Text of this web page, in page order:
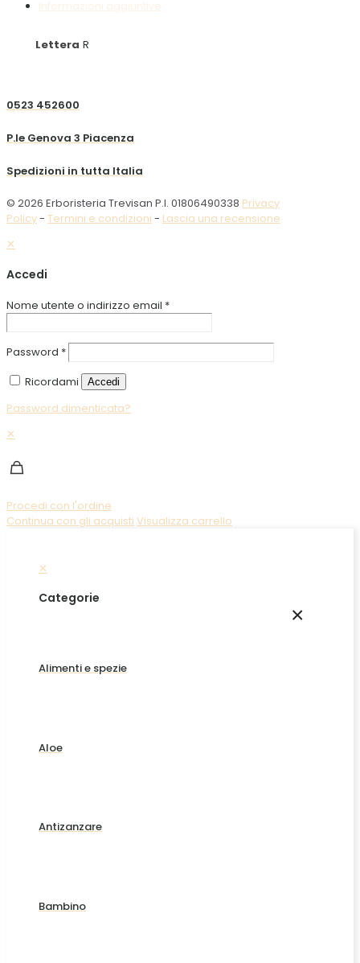
10g
Informazioni aggiuntive
Lettera R
0523 452600
P.le Genova 3 Piacenza
Spedizioni in tutta Italia
© 2026 Erboristeria Trevisan P.I. 01806490338 Privacy
Policy- Termini e condizioni - Lascia una recensione
✕
Accedi
Nome utente o indirizzo email *
Password *
Ricordami
Accedi
Password dimenticata?
✕
Procedi con l'ordine
Continua con gli acquisti Visualizza carrello
✕
×
Categorie
Alimenti e spezie
Aloe
Antizanzare
Bambino